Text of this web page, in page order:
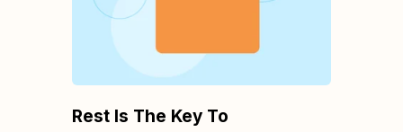
Rest Is The Key To